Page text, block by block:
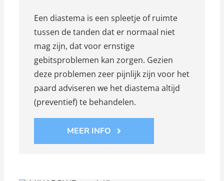
Een diastema is een spleetje of ruimte
tussen de tanden dat er normaal niet
mag zijn, dat voor ernstige
gebitsproblemen kan zorgen. Gezien
deze problemen zeer pijnlijk zijn voor het
paard adviseren we het diastema altijd
(preventief) te behandelen.
MEER INFO